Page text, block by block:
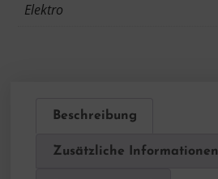
Elektro
Beschreibung
Zusätzliche Informationen